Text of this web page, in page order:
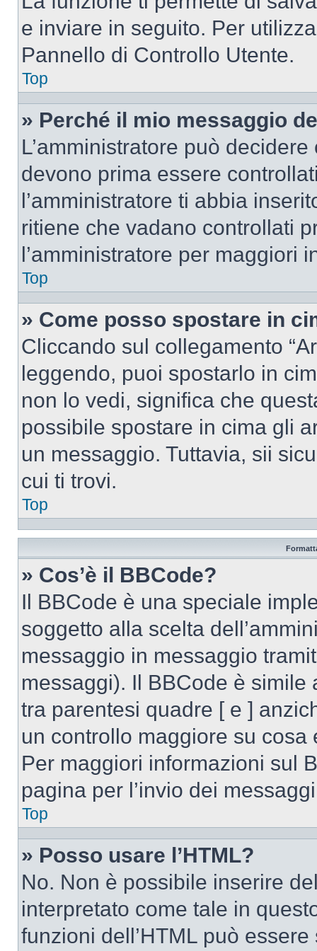
e inviare in seguito. Per
Pannello di Controllo Utente.
Top
» Perché il mio messaggio
L’amministratore può
devono prima essere
l’amministratore ti abbia
ritiene che vadano controllati
l’amministratore per maggiori
Top
» Come posso spostare in
Cliccando sul collegamento
leggendo, puoi spostarlo in
non lo vedi, significa che
possibile spostare in cima gli
un messaggio. Tuttavia, sii
cui ti trovi.
Top
» Cos’è il BBCode?
Il BBCode è una speciale
soggetto alla scelta
messaggio in messaggio
messaggi). Il BBCode è simile
tra parentesi quadre [ e ]
un controllo maggiore su
Per maggiori informazioni sul
pagina per l’invio dei
Top
» Posso usare l’HTML?
No. Non è possibile inserire
interpretato come tale in
funzioni dell’HTML può